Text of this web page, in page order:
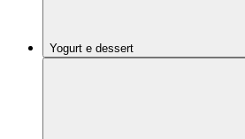
Yogurt e dessert